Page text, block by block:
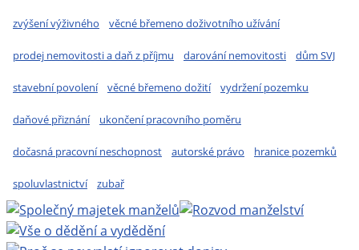
zvýšení výživného věcné břemeno doživotního užívání
prodej nemovitosti a daň z příjmu darování nemovitosti dům SVJ
stavební povolení věcné břemeno dožití vydržení pozemku
daňové přiznání ukončení pracovního poměru
dočasná pracovní neschopnost autorské právo hranice pozemků
spoluvlastnictví zubař